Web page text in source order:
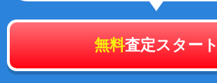
無料査定スター